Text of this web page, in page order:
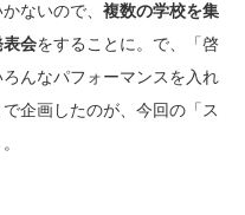
ないので、 複数の学校を集
表会をすることに。で、「啓
んなパフォーマンスを入れ
企画したのが、今回の「ス